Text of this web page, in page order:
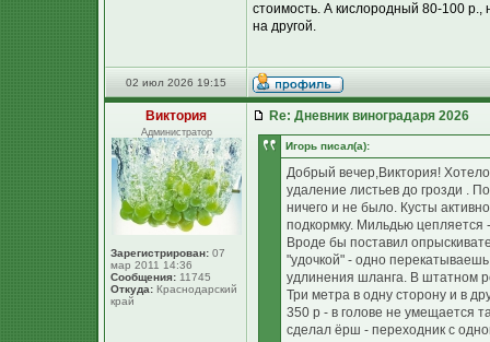
стоимость. А кислородный 80-100 р.,
на другой.
02 июл 2026 19:15
Виктория
Администратор
Зарегистрирован: 07
мар 2011 14:36
Сообщения: 11745
Откуда: Краснодарский
край
Re: Дневник виноградаря 2026
Игорь писал(а):
Добрый вечер,Виктория!
удаление листьев до грозди .
ничего и не было. Кусты
подкормку. Мильдью цепляется
Вроде бы поставил
"удочкой" - одно
удлинения шланга. В штатном
Три метра в одну сторону и в
350 р - в голове не умещается
сделал ёрш - переходник с